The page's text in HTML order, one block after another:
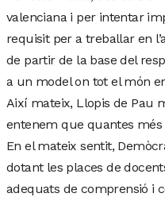
valenciana i per intentar
requisit per a treballar en
de partir de la base del
a un model on tot el món
Així mateix, Llopis de Pau
entenem que quantes
En el mateix sentit,
dotant les places de
adequats de comprensió i